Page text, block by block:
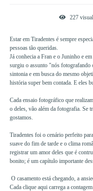
227
Estar em Tiradentes é sempre
pessoas tão queridas.
Já conhecia a Fran e o Juninho e
surgiu o assunto "nós fotografando
sintonia e em busca do mesmo
história super bem contada. E eles
Cada ensaio fotográfico que
o deles, vão além da fotografia. Se
gostamos.
Tiradentes foi o cenário perfeito
suave do fim de tarde e o clima
registrar um amor deles que é
bonito; é um capítulo importante
O casamento está chegando, a
Cada clique aqui carrega a